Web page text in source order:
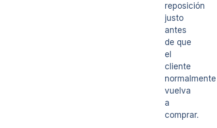
reposición
justo
antes
de que
el
cliente
normalmente
vuelva
a
comprar.